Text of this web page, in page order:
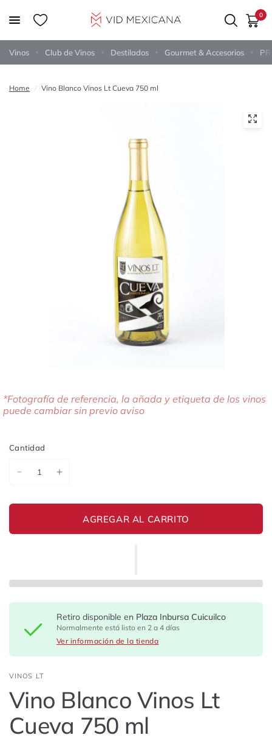
0
Vinos Club de Vinos Destilados Gourmet & Accesorios
Home / Vino Blanco Vinos Lt Cueva 750 ml
*Fotografía de referencia, la añada y etiqueta de los vinos
puede cambiar sin previo aviso
Cantidad
AGREGAR AL CARRITO
Retiro disponible en Plaza Inbursa Cuicuilco
Normalmente está listo en 2 a 4 días
Ver información de la tienda
VINOS LT
Vino Blanco Vinos Lt
Cueva 750 ml